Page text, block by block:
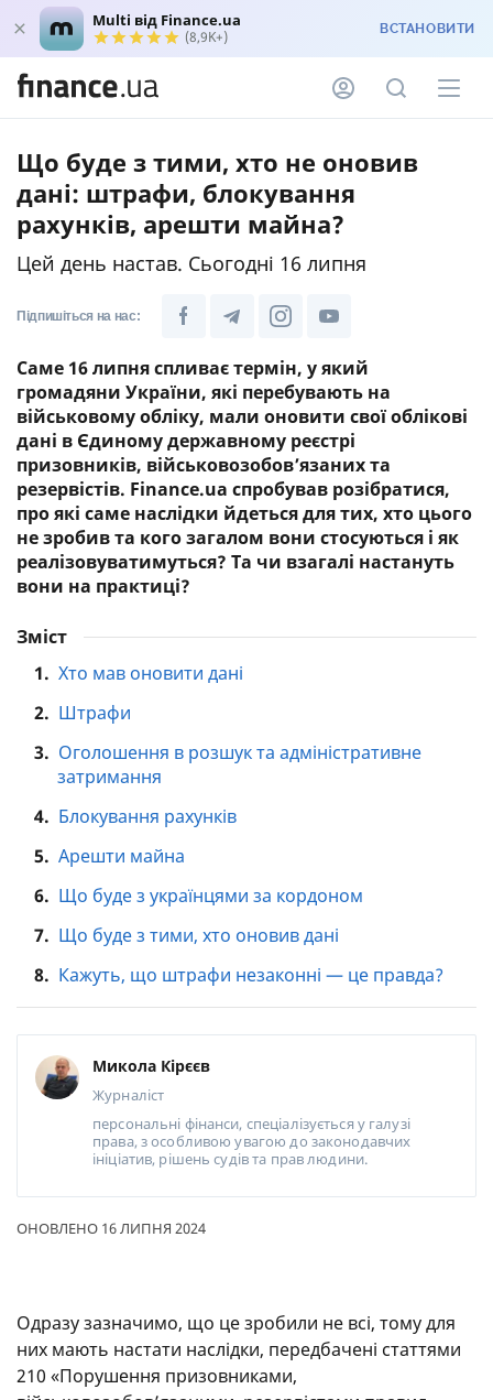
Multi від Finance.ua
(8,9K+) ВСТАНОВИТИ
Що буде з тими, хто не оновив
дані: штрафи, блокування
рахунків, арешти майна?
Цей день настав. Сьогодні 16 липня
Підпишіться на нас:
Саме 16 липня спливає термін, у який
громадяни України, які перебувають на
військовому обліку, мали оновити свої облікові
дані в Єдиному державному реєстрі
призовників, військовозобов’язаних та
резервістів. Finance.ua спробував розібратися,
про які саме наслідки йдеться для тих, хто цього
не зробив та кого загалом вони стосуються і як
реалізовуватимуться? Та чи взагалі настануть
вони на практиці?
Зміст
1. Хто мав оновити дані
2. Штрафи
3. Оголошення в розшук та адміністративне
затримання
4. Блокування рахунків
5. Арешти майна
6. Що буде з українцями за кордоном
7. Що буде з тими, хто оновив дані
8. Кажуть, що штрафи незаконні — це правда?
Микола Кірєєв
Журналіст
персональні фінанси, спеціалізується у галузі
права, з особливою увагою до законодавчих
ініціатив, рішень судів та прав людини.
ОНОВЛЕНО 16 ЛИПНЯ 2024
Одразу зазначимо, що це зробили не всі, тому для
них мають настати наслідки, передбачені статтями
210 «Порушення призовниками,